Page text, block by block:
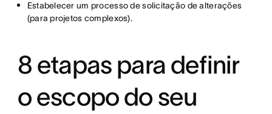
Estabelecer um processo de solicitação de alterações
(para projetos complexos).
8 etapas para definir
o escopo do seu